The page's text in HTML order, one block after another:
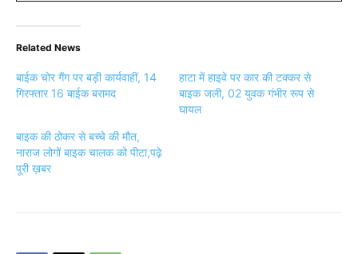
Related News
बाईक चोर गैंग पर बड़ी कार्यवाहीं, 14
गिरफ्तार 16 बाईक बरामद
हाटा में हाइवे पर कार की टक्कर से
बाइक जली, 02 युवक गंभीर रूप से
घायल
बाइक की ठोकर से बच्चे की मौत,
नाराज लोगों बाइक चालक को पीटा,पढ़े
पूरी ख़बर